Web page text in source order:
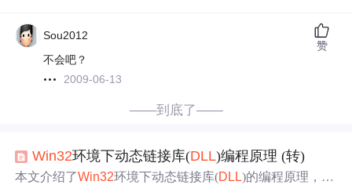
Sou2012
不会吧？
2009-06-13
赞
——到底了——
Win32环境下动态链接库(DLL)编程原理 (转)
本文介绍了Win32环境下动态链接库(DLL)的编程原理，包